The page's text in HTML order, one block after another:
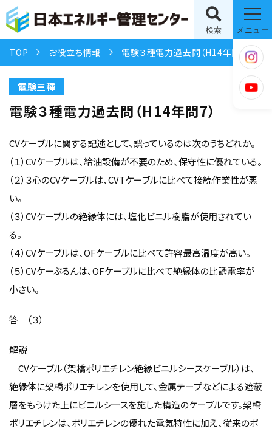
検索 メニュー
TOP お役立ち情報 電験３種電力過去問（H14年問7）
電験三種
電験３種電力過去問（H14年問7）
CVケーブルに関する記述として、誤っているのは次のうちどれか。
（１）CVケーブルは、給油設備が不要のため、保守性に優れている。
（２）３心のCVケーブルは、CVTケーブルに比べて接続作業性が悪
い。
（３）CVケーブルの絶縁体には、塩化ビニル樹脂が使用されてい
る。
（４）CVケーブルは、OFケーブルに比べて許容最高温度が高い。
（５）CVケーぶるんは、OFケーブルに比べて絶縁体の比誘電率が
小さい。
答 （３）
解説
CVケーブル（架橋ポリエチレン絶縁ビニルシースケーブル）は、
絶縁体に架橋ポリエチレンを使用して、金属テープなどによる遮蔽
層をもうけた上にビニルシースを施した構造のケーブルです。架橋
ポリエチレンは、ポリエチレンの優れた電気特性に加え、従来のポ